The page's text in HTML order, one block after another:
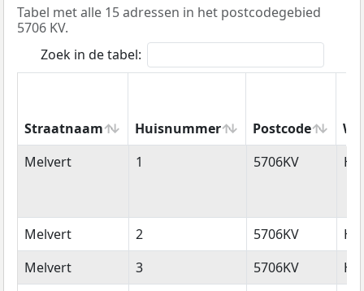
Tabel met alle 15 adressen in het postcodegebied
5706 KV.
Zoek in de tabel:
Straatnaam Huisnummer Postcode
Straatnaam
Huisnummer Postcode
Melvert 1 5706KV
Melvert 2 5706KV
Melvert
3 5706KV